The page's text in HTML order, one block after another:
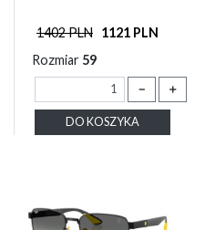
1402 PLN 1121 PLN
Rozmiar 59
－ ＋
DO KOSZYKA